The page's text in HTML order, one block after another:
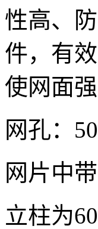
性高、
件，有
使网面
网孔：
网片中
立柱为